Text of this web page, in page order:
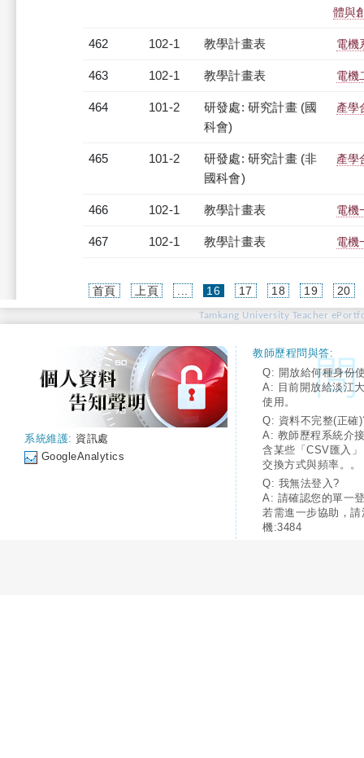
體與
462 102-1 教學計畫表 電機
463 102-1 教學計畫表 電機
464 101-2
研發處: 研究計畫 (國
科會)
產學
465 101-2
研發處: 研究計畫 (非
國科會)
產學
466 102-1 教學計畫表 電機
467 102-1 教學計畫表 電機
首頁 上頁 16(current)
17 18 19 20
Tamkang University Teacher
系統維護: 資訊處
GoogleAnalytics
教師歷程問與答:
Q: 開放給何種身份
A: 目前開放給淡江
使用。
Q: 資料不完整(正確
A: 教師歷程系統介
含某些「CSV匯入
交換方式與頻率。。
Q: 我無法登入?
A: 請確認您的單一
若需進一步協助，
機:3484